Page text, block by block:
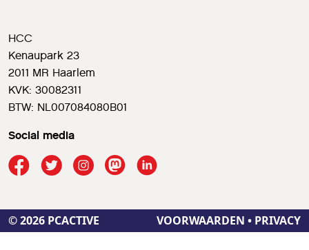
HCC
Kenaupark 23
2011 MR Haarlem
KVK: 30082311
BTW: NL007084080B01
Social media
© 2026 PCACTIVE VOORWAARDEN • PRIVACY